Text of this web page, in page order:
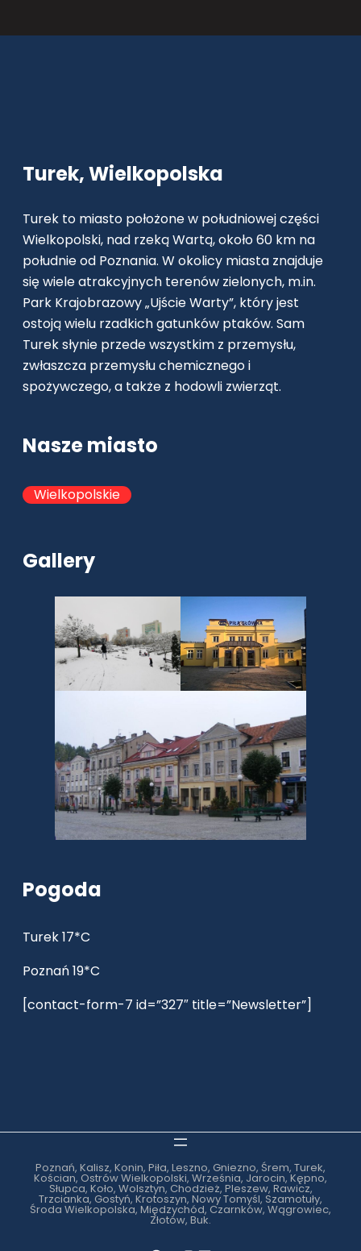
Turek, Wielkopolska
Turek to miasto położone w południowej części
Wielkopolski, nad rzeką Wartą, około 60 km na
południe od Poznania. W okolicy miasta znajduje
się wiele atrakcyjnych terenów zielonych, m.in.
Park Krajobrazowy „Ujście Warty”, który jest
ostoją wielu rzadkich gatunków ptaków. Sam
Turek słynie przede wszystkim z przemysłu,
zwłaszcza przemysłu chemicznego i
spożywczego, a także z hodowli zwierząt.
Nasze miasto
Wielkopolskie
Gallery
Pogoda
Turek 17*C
Poznań 19*C
[contact-form-7 id=”327″ title=”Newsletter”]
Poznań, Kalisz, Konin, Piła, Leszno, Gniezno, Śrem, Turek,
Kościan, Ostrów Wielkopolski, Września, Jarocin, Kępno,
Słupca, Koło, Wolsztyn, Chodzież, Pleszew, Rawicz,
Trzcianka, Gostyń, Krotoszyn, Nowy Tomyśl, Szamotuły,
Środa Wielkopolska, Międzychód, Czarnków, Wągrowiec,
Złotów, Buk.